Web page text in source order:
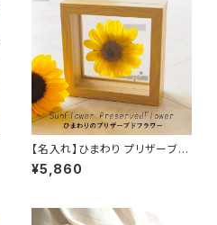
【名入れ】ひまわり プリザーブド
フラワー sunflower フラワーギ
フト 向日葵 フラワーギフト 誕生
¥5,860